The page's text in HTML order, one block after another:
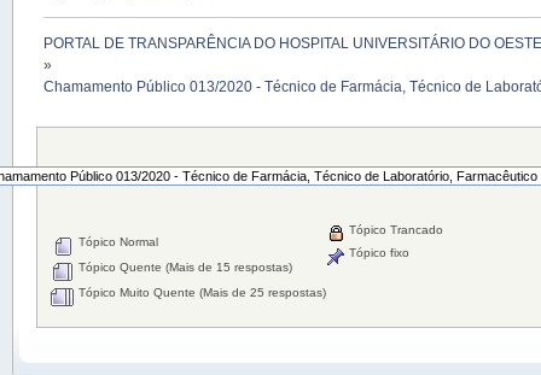
PORTAL DE TRANSPARÊNCIA DO HOSPITAL UNIVERSITÁRIO DO
»
Chamamento Público 013/2020 - Técnico de Farmácia, Técnico de
Tópico Normal
Tópico Quente (Mais de 15 respostas)
Tópico Muito Quente (Mais de 25 respostas)
Tópico Trancado
Tópico fixo